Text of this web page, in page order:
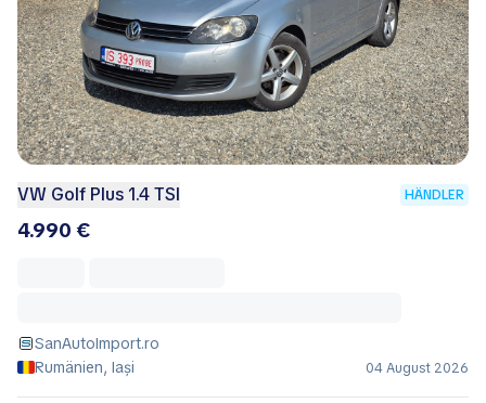
VW Golf Plus 1.4 TSI HÄNDLER
4.990 €
SanAutoImport.ro
Rumänien, Iași
04 August 2026